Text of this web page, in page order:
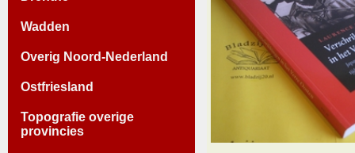
Wadden
Overig Noord-Nederland
Ostfriesland
Topografie overige
provincies